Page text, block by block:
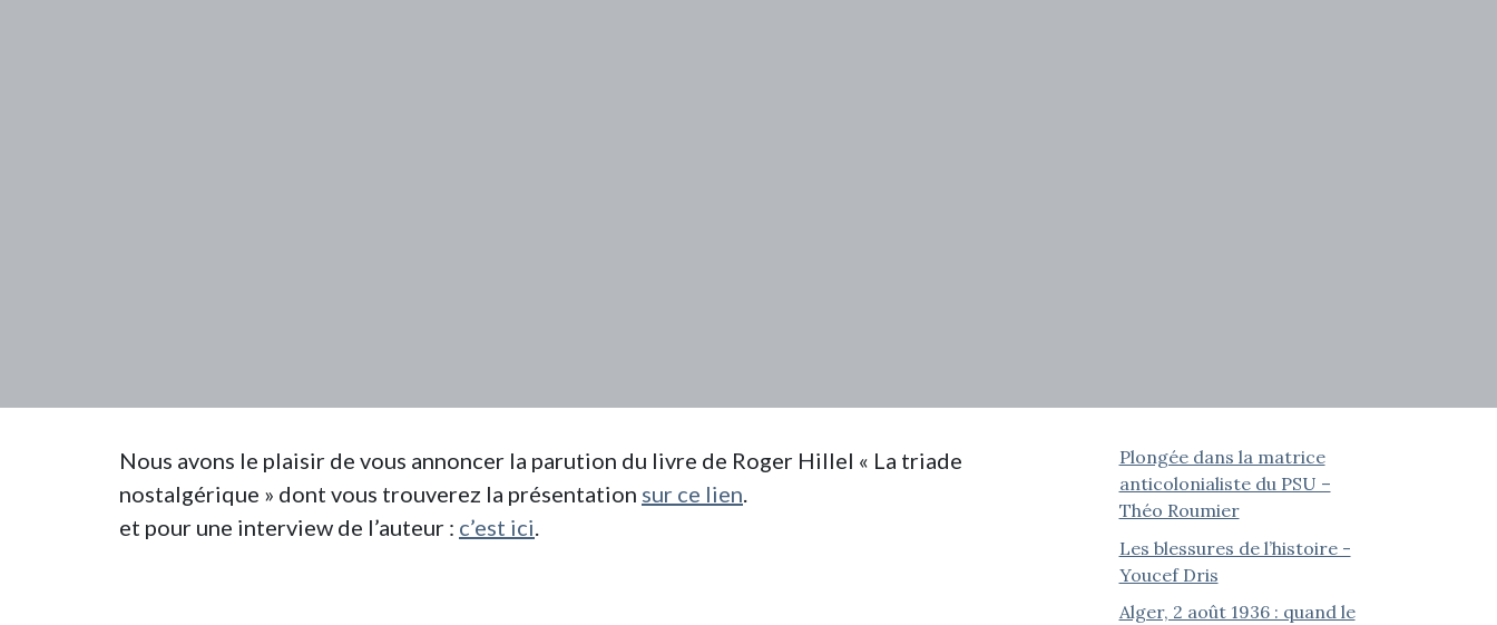
Nous avons le plaisir de vous annoncer la parution du livre de Roger Hillel « La triade
nostalgérique » dont vous trouverez la présentation sur ce lien.
et pour une interview de l’auteur : c’est ici.
Plongée dans la matrice
anticolonialiste du PSU –
Théo Roumier
Les blessures de l’histoire -
Youcef Dris
Alger, 2 août 1936 : quand le